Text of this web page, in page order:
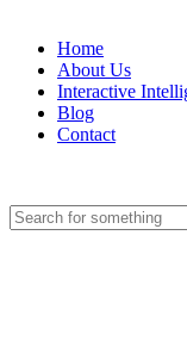
Home
About Us
Interactive
Blog
Contact